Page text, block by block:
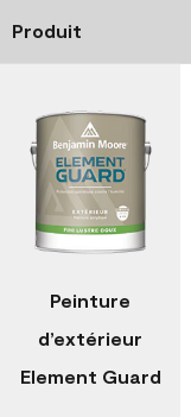
Produit
Peinture
d’extérieur
Element Guard